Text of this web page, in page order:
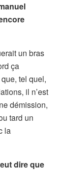
un bras
ça
tel quel,
il n’est
démission,
tard un
la
dire que